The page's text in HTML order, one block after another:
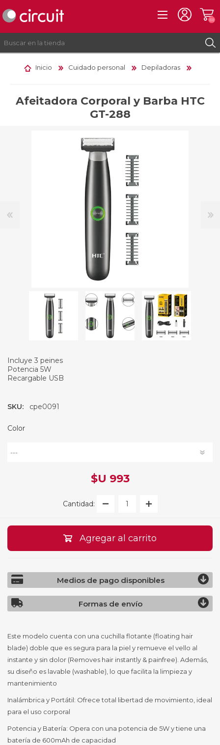
INICIAR SESIÓN
(0)
Inicio Cuidado personal Depiladoras
Afeitadora Corporal y Barba HTC
GT-288
Incluye 3 peines
Potencia 5W
Recargable USB
SKU: cpe0091
Color
$U 993
Cantidad:
Agregar al carrito
Medios de pago disponibles
Formas de envío
Este modelo cuenta con una cuchilla flotante (floating hair
blade) doble que es segura para la piel y remueve el vello al
instante y sin dolor (Removes hair instantly & painfree). Además,
su diseño es lavable (washable), lo que facilita la limpieza y
mantenimiento
Inalámbrica y Portátil: Ofrece total libertad de movimiento, ideal
para el uso corporal
Potencia y Batería: Opera con una potencia de 5W y tiene una
batería de 600mAh de capacidad